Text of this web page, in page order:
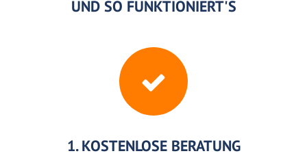
UND SO FUNKTIONIERT'S
1. KOSTENLOSE BERATUNG